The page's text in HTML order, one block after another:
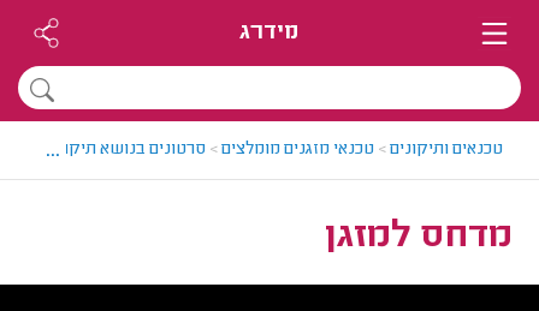
מידרג
טכנאים ותיקונים> טכנאי מזגנים מומלצים> סרטונים בנושא תיקוני...
מדחס למזגן